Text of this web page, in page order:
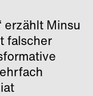
erzählt Minsu
falscher